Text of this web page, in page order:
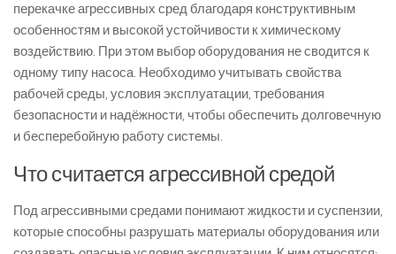
перекачке агрессивных сред благодаря конструктивным
особенностям и высокой устойчивости к химическому
воздействию. При этом выбор оборудования не сводится к
одному типу насоса. Необходимо учитывать свойства
рабочей среды, условия эксплуатации, требования
безопасности и надёжности, чтобы обеспечить долговечную
и бесперебойную работу системы.
Что считается агрессивной средой
Под агрессивными средами понимают жидкости и суспензии,
которые способны разрушать материалы оборудования или